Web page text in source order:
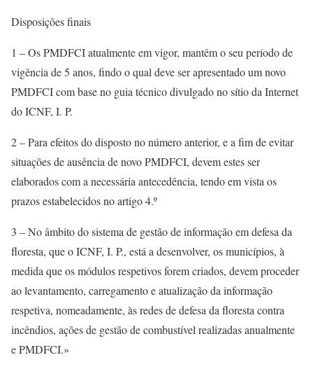
Disposições finais
1 – Os PMDFCI atualmente em vigor, mantêm o seu período de
vigência de 5 anos, findo o qual deve ser apresentado um novo
PMDFCI com base no guia técnico divulgado no sítio da Internet
do ICNF, I. P.
2 – Para efeitos do disposto no número anterior, e a fim de evitar
situações de ausência de novo PMDFCI, devem estes ser
elaborados com a necessária antecedência, tendo em vista os
prazos estabelecidos no artigo 4.º
3 – No âmbito do sistema de gestão de informação em defesa da
floresta, que o ICNF, I. P., está a desenvolver, os municípios, à
medida que os módulos respetivos forem criados, devem proceder
ao levantamento, carregamento e atualização da informação
respetiva, nomeadamente, às redes de defesa da floresta contra
incêndios, ações de gestão de combustível realizadas anualmente
e PMDFCI.»